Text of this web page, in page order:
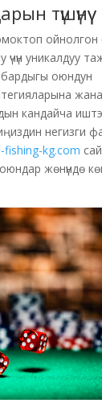
түшүнүү
уникалдуу
оюндун
кандайча
негизги
fishing-kg.com
жөнүндө